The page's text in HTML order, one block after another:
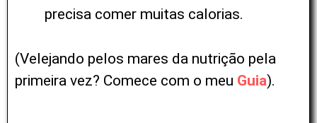
precisa comer muitas calorias.
(Velejando pelos mares da nutrição pela
primeira vez? Comece com o meu Guia).